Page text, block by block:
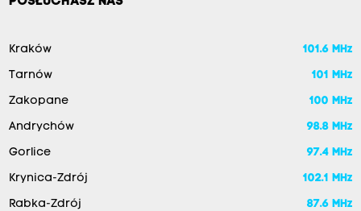
Kraków 101.6 MHz
Tarnów 101 MHz
Zakopane 100 MHz
Andrychów 98.8 MHz
Gorlice 97.4 MHz
Krynica-Zdrój 102.1 MHz
Rabka-Zdrój 87.6 MHz